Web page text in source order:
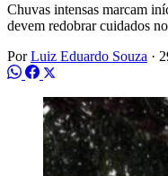
Chuvas intensas marcam
devem redobrar cuidados
PorLuiz Eduardo Souza ·